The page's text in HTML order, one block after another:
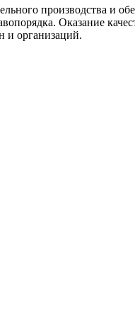
производства и
Оказание
и организаций.